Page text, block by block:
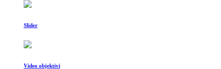
Slider
Video objektivi